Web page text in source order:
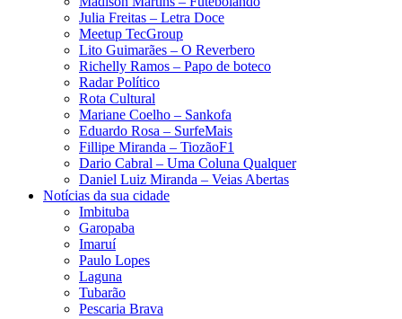
Julia Freitas​ – Letra Doce
Meetup TecGroup
Lito Guimarães – O Reverbero
Richelly Ramos​ – Papo de boteco
Radar Político
Rota Cultural
Mariane Coelho – Sankofa
Eduardo Rosa​ – SurfeMais
Fillipe Miranda – TiozãoF1
Dario Cabral – Uma Coluna Qualquer
Daniel Luiz Miranda – Veias Abertas
Notícias da sua cidade
Imbituba
Garopaba
Imaruí
Paulo Lopes
Laguna
Tubarão
Pescaria Brava